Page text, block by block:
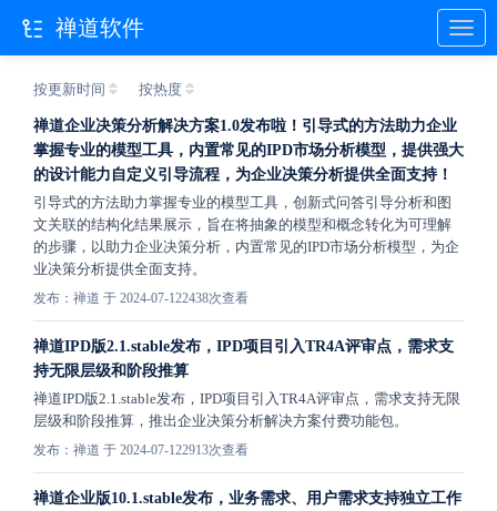
按更新时间 按热度
禅道企业决策分析解决方案1.0发布啦！引导式的方法助力企业
掌握专业的模型工具，内置常见的IPD市场分析模型，提供强大
的设计能力自定义引导流程，为企业决策分析提供全面支持！
引导式的方法助力掌握专业的模型工具，创新式问答引导分析和图
文关联的结构化结果展示，旨在将抽象的模型和概念转化为可理解
的步骤，以助力企业决策分析，内置常见的IPD市场分析模型，为企
业决策分析提供全面支持。
发布：禅道 于 2024-07-122438次查看
禅道IPD版2.1.stable发布，IPD项目引入TR4A评审点，需求支
持无限层级和阶段推算
禅道IPD版2.1.stable发布，IPD项目引入TR4A评审点，需求支持无限
层级和阶段推算，推出企业决策分析解决方案付费功能包。
发布：禅道 于 2024-07-122913次查看
禅道企业版10.1.stable发布，业务需求、用户需求支持独立工作
禅道软件